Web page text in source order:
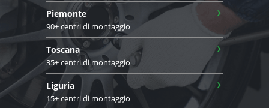
Piemonte
90+ centri di montaggio
›
Toscana
35+ centri di montaggio
›
Liguria
15+ centri di montaggio
›